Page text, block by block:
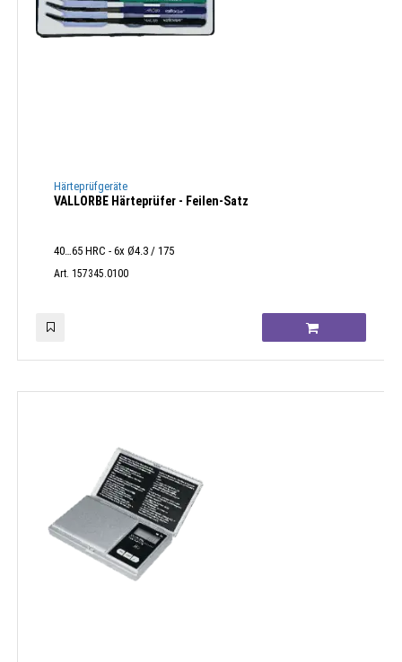
Härteprüfgeräte
VALLORBE Härteprüfer - Feilen-Satz
40…65 HRC - 6x Ø4.3 / 175
Art. 157345.0100